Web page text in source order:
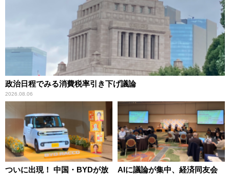
政治日程でみる消費税率引き下げ議論
2026.08.06
ついに出現！ 中国・BYDが放
AIに議論が集中、経済同友会